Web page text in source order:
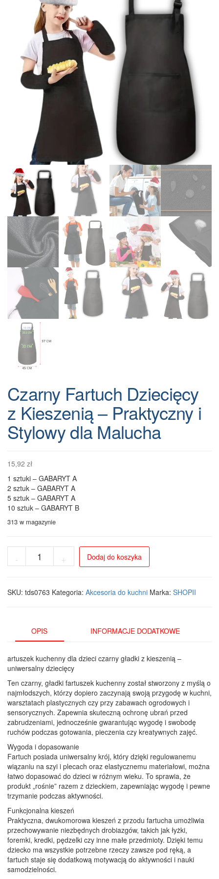
Czarny Fartuch Dziecięcy
z Kieszenią – Praktyczny i
Stylowy dla Malucha
15,92 zł
1 sztuki – GABARYT A
2 sztuk – GABARYT A
5 sztuk – GABARYT A
10 sztuk – GABARYT B
313 w magazynie
-
Czarny
z
Stylowy
Malucha
+ Dodaj do koszyka
SKU: tds0763 Kategoria: Akcesoria do kuchni Marka: SHOPII
OPIS INFORMACJE DODATKOWE
artuszek kuchenny dla dzieci czarny gładki z kieszenią –
uniwersalny dziecięcy
Ten czarny, gładki fartuszek kuchenny został stworzony z myślą o
najmłodszych, którzy dopiero zaczynają swoją przygodę w kuchni,
warsztatach plastycznych czy przy zabawach ogrodowych i
sensorycznych. Zapewnia skuteczną ochronę ubrań przed
zabrudzeniami, jednocześnie gwarantując wygodę i swobodę
ruchów podczas gotowania, pieczenia czy kreatywnych zajęć.
Wygoda i dopasowanie
Fartuch posiada uniwersalny krój, który dzięki regulowanemu
wiązaniu na szyi i plecach oraz elastycznemu materiałowi, można
łatwo dopasować do dzieci w różnym wieku. To sprawia, że
produkt „rośnie” razem z dzieckiem, zapewniając wygodę i pewne
trzymanie podczas aktywności.
Funkcjonalna kieszeń
Praktyczna, dwukomorowa kieszeń z przodu fartucha umożliwia
przechowywanie niezbędnych drobiazgów, takich jak łyżki,
foremki, kredki, pędzelki czy inne małe przedmioty. Dzięki temu
dziecko ma wszystkie potrzebne rzeczy zawsze pod ręką, a
fartuch staje się dodatkową motywacją do aktywności i nauki
samodzielności.